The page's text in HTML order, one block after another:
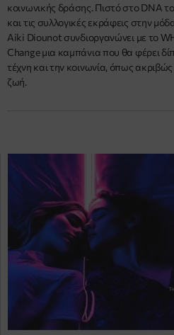
κοινωνικής δράσης. Πιστό στo DNA
και τις συλλογικές εκράφεις στην
Aiki Diounot συνδιοργανώνει με το
Change μια καμπάνια που θα φέρει
τέχνη και την κοινωνία, όπως
ζωή.